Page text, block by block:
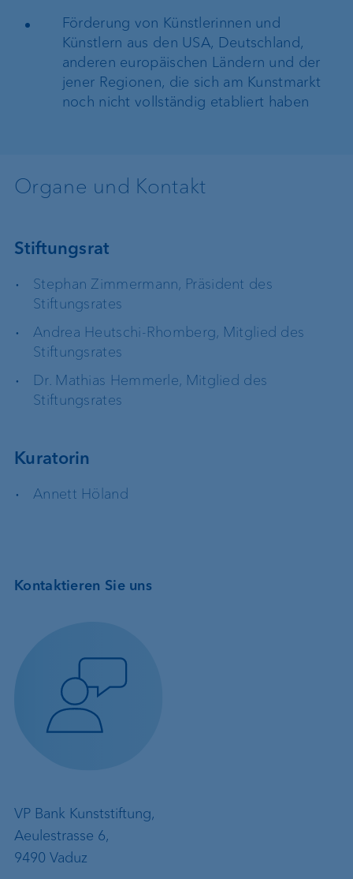
Förderung von Künstlerinnen und
Künstlern aus den USA, Deutschland,
anderen europäischen Ländern und der
jener Regionen, die sich am Kunstmarkt
noch nicht vollständig etabliert haben
Organe und Kontakt
Stiftungsrat
Stephan Zimmermann, Präsident des
Stiftungsrates
Andrea Heutschi-Rhomberg, Mitglied des
Stiftungsrates
Dr. Mathias Hemmerle, Mitglied des
Stiftungsrates
Kuratorin
Annett Höland
Kontaktieren Sie uns
VP Bank Kunststiftung,
Aeulestrasse 6,
9490 Vaduz